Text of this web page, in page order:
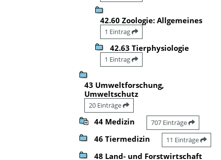
42.60 Zoologie: Allgemeines
1 Eintrag
42.63 Tierphysiologie
1 Eintrag
43 Umweltforschung,
Umweltschutz
20 Einträge
44 Medizin 707 Einträge
46 Tiermedizin 11 Einträge
48 Land- und Forstwirtschaft